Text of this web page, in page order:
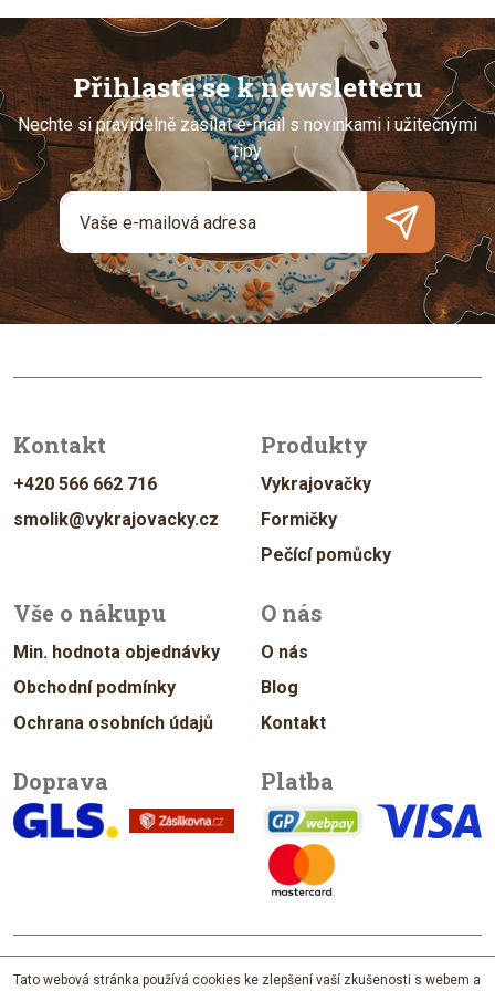
Přihlaste se k newsletteru
Nechte si pravidelně zasílat e-mail s novinkami i užitečnými
tipy
Kontakt
+420 566 662 716
smolik@vykrajovacky.cz
Produkty
Vykrajovačky
Formičky
Pečící pomůcky
Vše o nákupu
Min. hodnota objednávky
Obchodní podmínky
Ochrana osobních údajů
O nás
O nás
Blog
Kontakt
Doprava Platba
© 2026 vykrajovacky.cz
Tato webová stránka používá cookies ke zlepšení vaší zkušenosti s webem a